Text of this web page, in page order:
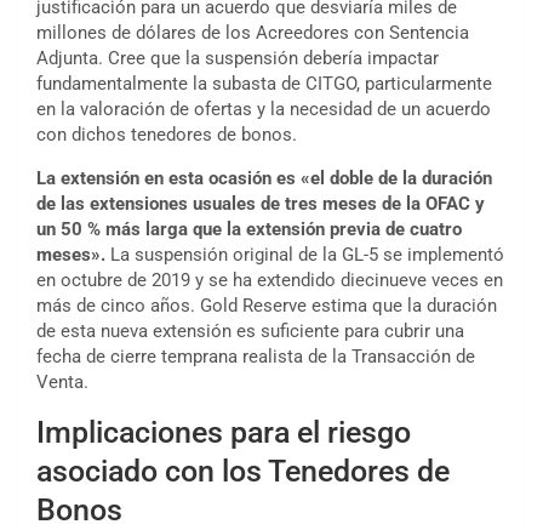
justificación para un acuerdo que desviaría miles de
millones de dólares de los Acreedores con Sentencia
Adjunta. Cree que la suspensión debería impactar
fundamentalmente la subasta de CITGO, particularmente
en la valoración de ofertas y la necesidad de un acuerdo
con dichos tenedores de bonos.
La extensión en esta ocasión es «el doble de la duración
de las extensiones usuales de tres meses de la OFAC y
un 50 % más larga que la extensión previa de cuatro
meses». La suspensión original de la GL-5 se implementó
en octubre de 2019 y se ha extendido diecinueve veces en
más de cinco años. Gold Reserve estima que la duración
de esta nueva extensión es suficiente para cubrir una
fecha de cierre temprana realista de la Transacción de
Venta.
Implicaciones para el riesgo
asociado con los Tenedores de
Bonos